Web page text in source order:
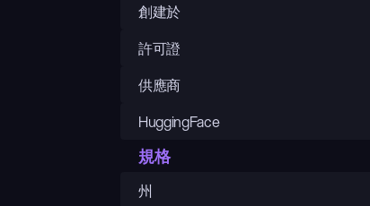
創建於
許可證
供應商
HuggingFace
規格
州